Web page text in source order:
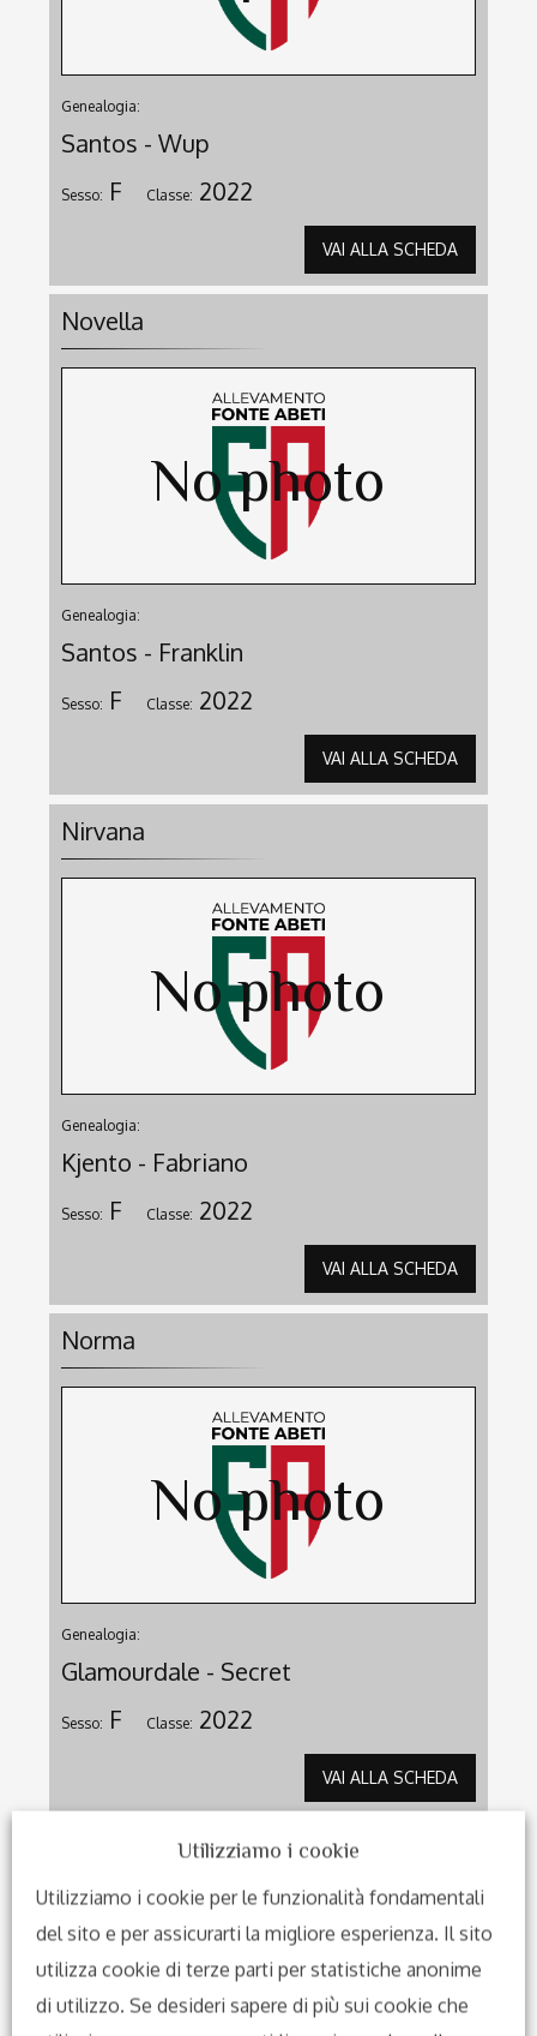
Genealogia:
Santos - Wup
Sesso: F Classe: 2022
VAI ALLA SCHEDA
Novella
Genealogia:
Santos - Franklin
Sesso: F Classe: 2022
VAI ALLA SCHEDA
Nirvana
Genealogia:
Kjento - Fabriano
Sesso: F Classe: 2022
VAI ALLA SCHEDA
Norma
Genealogia:
Glamourdale - Secret
Sesso: F Classe: 2022
VAI ALLA SCHEDA
Utilizziamo i cookie
Utilizziamo i cookie per le funzionalità fondamentali
del sito e per assicurarti la migliore esperienza. Il sito
utilizza cookie di terze parti per statistiche anonime
di utilizzo. Se desideri sapere di più sui cookie che